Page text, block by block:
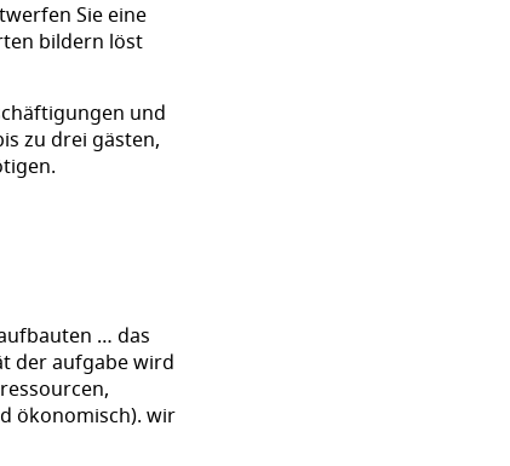
Sie eine
bildern löst
und
zu drei gästen,
… das
der aufgabe wird
ökonomisch). wir